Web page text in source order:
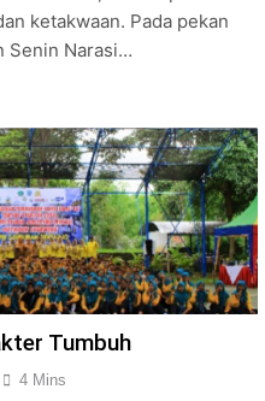
ketakwaan. Pada pekan
Senin Narasi…
Tumbuh
4 Mins